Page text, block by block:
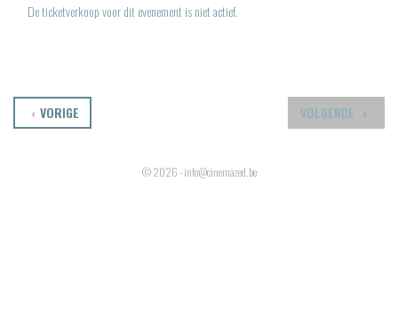
De ticketverkoop voor dit evenement is niet actief.
VOLGENDE
VORIGE
© 2026 - info@cinemazed.be